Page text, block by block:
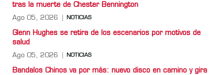
tras la muerte de Chester Bennington
Ago 05, 2026 NOTICIAS
Glenn Hughes se retira de los escenarios por motivos de
salud
Ago 05, 2026 NOTICIAS
Bandalos Chinos va por más: nuevo disco en camino y gira